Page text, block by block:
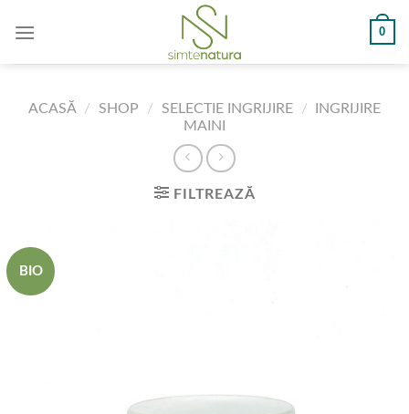
0
ACASĂ / SHOP / SELECTIE INGRIJIRE /
INGRIJIRE
MAINI
FILTREAZĂ
BIO